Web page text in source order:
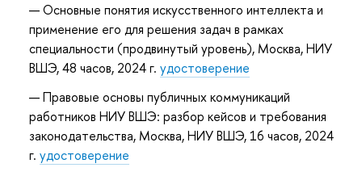
Основные понятия искусственного интеллекта и
применение его для решения задач в рамках
специальности (продвинутый уровень), Москва, НИУ
ВШЭ, 48 часов, 2024 г. удостоверение
Правовые основы публичных коммуникаций
работников НИУ ВШЭ: разбор кейсов и требования
законодательства, Москва, НИУ ВШЭ, 16 часов, 2024
г. удостоверение